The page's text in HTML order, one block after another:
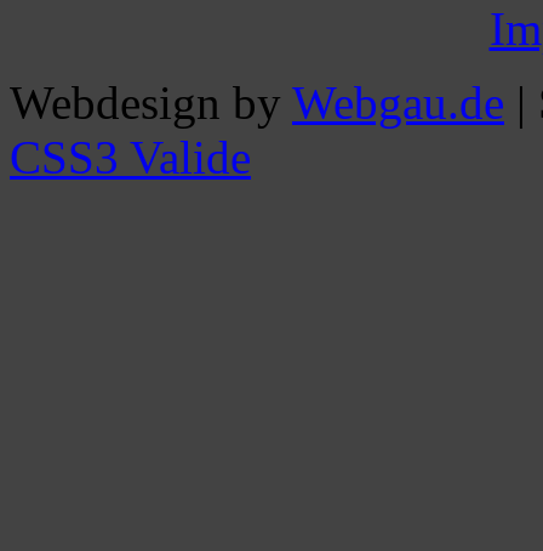
Webdesign by Webgau.de |
CSS3 Valide